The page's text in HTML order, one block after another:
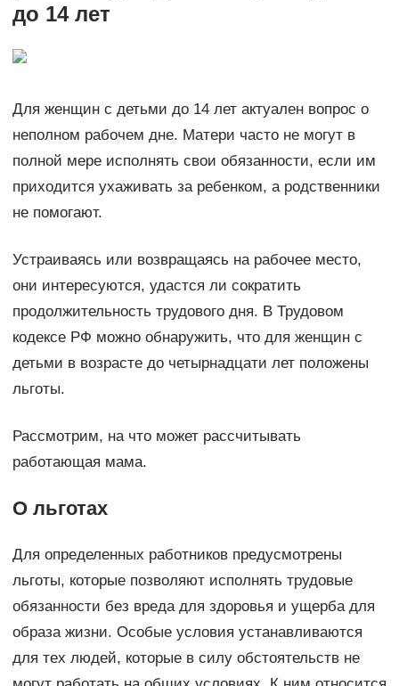
до 14 лет
Для женщин с детьми до 14 лет актуален вопрос о
неполном рабочем дне. Матери часто не могут в
полной мере исполнять свои обязанности, если им
приходится ухаживать за ребенком, а родственники
не помогают.
Устраиваясь или возвращаясь на рабочее место,
они интересуются, удастся ли сократить
продолжительность трудового дня. В Трудовом
кодексе РФ можно обнаружить, что для женщин с
детьми в возрасте до четырнадцати лет положены
льготы.
Рассмотрим, на что может рассчитывать
работающая мама.
О льготах
Для определенных работников предусмотрены
льготы, которые позволяют исполнять трудовые
обязанности без вреда для здоровья и ущерба для
образа жизни. Особые условия устанавливаются
для тех людей, которые в силу обстоятельств не